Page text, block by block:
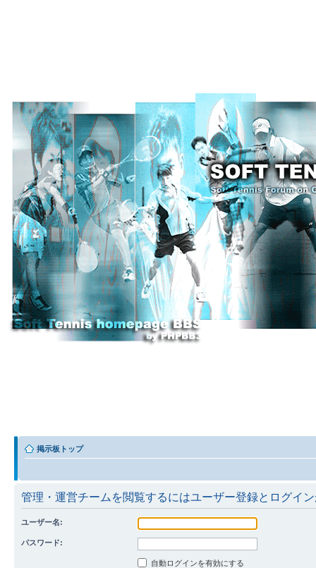
掲示板トップ
管理・運営チームを閲覧するにはユーザー登録とログイ
ユーザー名:
パスワード:
自動ログインを有効にする